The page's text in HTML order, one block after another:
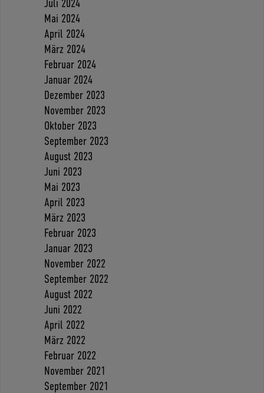
Juli 2024
Mai 2024
April 2024
März 2024
Februar 2024
Januar 2024
Dezember 2023
November 2023
Oktober 2023
September 2023
August 2023
Juni 2023
Mai 2023
April 2023
März 2023
Februar 2023
Januar 2023
November 2022
September 2022
August 2022
Juni 2022
April 2022
März 2022
Februar 2022
November 2021
September 2021